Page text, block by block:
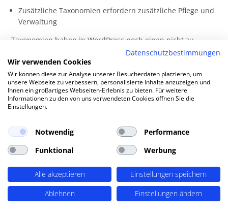
Zusätzliche Taxonomien erfordern zusätzliche Pflege und
Verwaltung
Taxonomien haben in WordPress noch einen nicht zu
unterschätzenden Mehrwert: Sie bilden automatisch
“Archiv-Seiten”, d.h. Übersichten, auf denen alle Inhalte
dargestellt werden, die einem Begriff einer Taxonomie
zugeordnet sind. Diese Archive können Rankings erzielen
und, mit ansprechenden Layouts ausgestattet, zu sehr
relevanten
Entwicklung) –
Relations mit weiteren Informationen
Um das Verhältnis der Autoren an den Publikationen
Datenschutzbestimmungen
Wir verwenden Cookies
Wir können diese zur Analyse unserer Besucherdaten platzieren, um
unsere Webseite zu verbessern, personalisierte Inhalte anzuzeigen und
Ihnen ein großartiges Webseiten-Erlebnis zu bieten. Für weitere
Informationen zu den von uns verwendeten Cookies öffnen Sie die
Einstellungen.
Notwendig
Performance
Funktional
Werbung
Alle akzeptieren
Einstellungen speichern
Ablehnen
Einstellungen ändern